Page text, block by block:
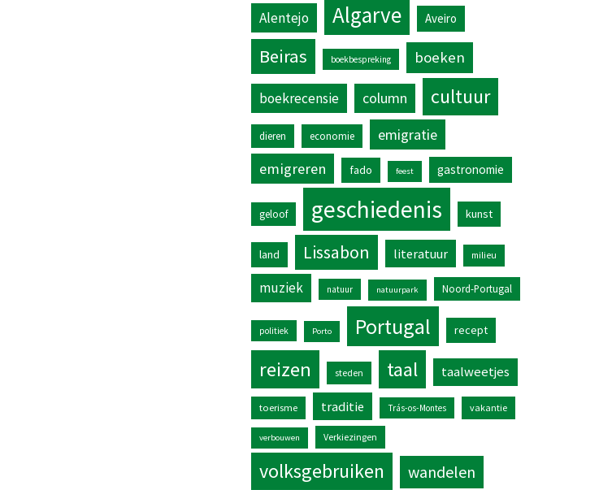
Alentejo Algarve Aveiro
Beiras boekbespreking boeken
boekrecensie column cultuur
dieren economie
emigratie
emigreren
fado feest gastronomie
geloof geschiedenis kunst
land Lissabon literatuur milieu
muziek natuur natuurpark Noord-Portugal
politiek Porto Portugal recept
reizen steden taal taalweetjes
toerisme traditie Trás-os-Montes vakantie
verbouwen Verkiezingen
volksgebruiken wandelen